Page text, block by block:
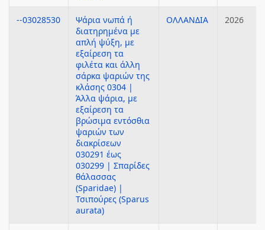
--03028530
Ψάρια νωπά ή
διατηρημένα με
απλή ψύξη, με
εξαίρεση τα
φιλέτα και άλλη
σάρκα ψαριών της
κλάσης 0304 |
Άλλα ψάρια, με
εξαίρεση τα
βρώσιμα εντόσθια
ψαριών των
διακρίσεων
030291 έως
030299 | Σπαρίδες
θάλασσας
(Sparidae) |
Τσιπούρες (Sparus
aurata)
ΟΛΛΑΝΔΙΑ 2026